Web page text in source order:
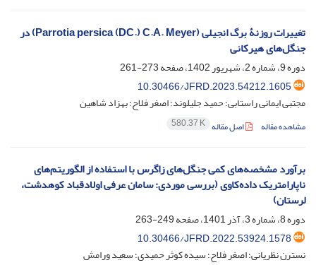
تغییرات روزنۀ برگ انجیلی (Parrotia persica (DC.) C.A. Meyer) در
جنگل‌های هیرکانی
دوره 9، شماره 2، شهریور 1402، صفحه
273-261
10.30466/JFRD.2023.54212.1605
مجتبی ایمانی راستابی؛ حمید جلیلوند؛ اصغر فلاح؛ بهزاد شاهین
مشاهده مقاله اصل مقاله 580.37 K
دوره 8، شماره 3، آذر 1401، صفحه
249-263
10.30466/JFRD.2022.53924.1578
نسترن نظریانی؛ اصغر فلاح؛ سیده کوثر حمیدی؛ سعید ورامش